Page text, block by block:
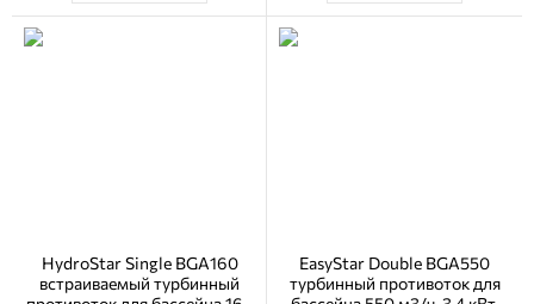
HydroStar Single BGA160
встраиваемый турбинный
EasyStar Double BGA550
турбинный противоток для